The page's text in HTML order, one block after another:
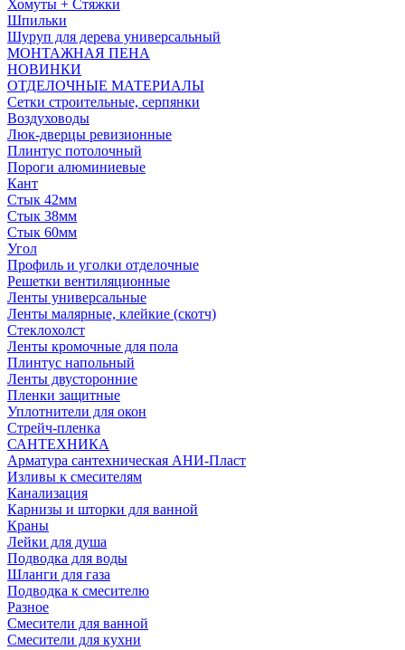
Хомуты + Стяжки
Шпильки
Шуруп для дерева универсальный
МОНТАЖНАЯ ПЕНА
НОВИНКИ
ОТДЕЛОЧНЫЕ МАТЕРИАЛЫ
Сетки строительные, серпянки
Воздуховоды
Люк-дверцы ревизионные
Плинтус потолочный
Пороги алюминиевые
Кант
Стык 42мм
Стык 38мм
Стык 60мм
Угол
Профиль и уголки отделочные
Решетки вентиляционные
Ленты универсальные
Ленты малярные, клейкие (скотч)
Стеклохолст
Ленты кромочные для пола
Плинтус напольный
Ленты двусторонние
Пленки защитные
Уплотнители для окон
Стрейч-пленка
САНТЕХНИКА
Арматура сантехническая АНИ-Пласт
Изливы к смесителям
Канализация
Карнизы и шторки для ванной
Краны
Лейки для душа
Подводка для воды
Шланги для газа
Подводка к смесителю
Разное
Смесители для ванной
Смесители для кухни